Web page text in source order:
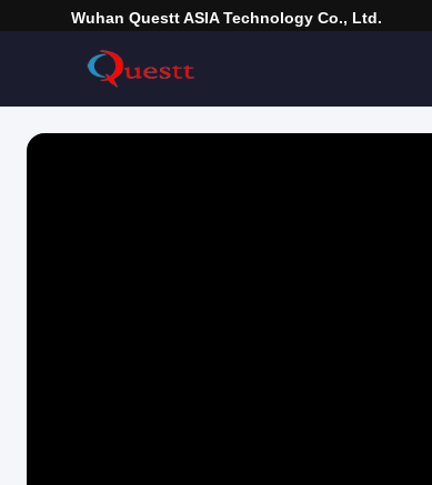
Wuhan Questt ASIA Technology Co., Ltd.